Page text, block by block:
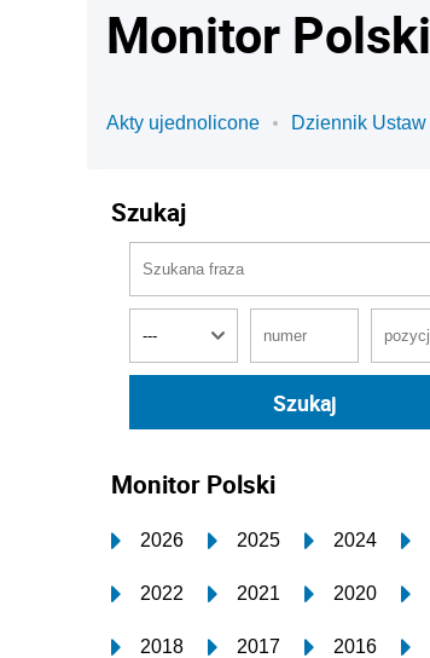
Monitor Polski
Akty ujednolicone Dziennik Ustaw
Szukaj
Monitor Polski
2026 2025 2024
2022 2021 2020
2018 2017 2016